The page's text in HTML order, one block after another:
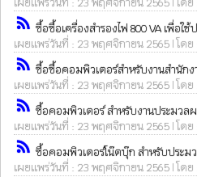
เผยแพร่วันที่ : 23 พฤศจิกายน 2565 | โดย
rss_feed ซื้อซื้อเครื่องสำรองไฟ 800 VA เพื่อใ
เผยแพร่วันที่ : 23 พฤศจิกายน 2565 | โดย
rss_feed ซื้อซื้อคอมพิวเตอร์สำหรับงานสำนักง
เผยแพร่วันที่ : 23 พฤศจิกายน 2565 | โดย
rss_feed ซื้อคอมพิวเตอร์ สำหรับงานประมวล
เผยแพร่วันที่ : 23 พฤศจิกายน 2565 | โดย
rss_feed ซื้อคอมพิวเตอร์โน๊ตบุ๊ก สำหรับประม
เผยแพร่วันที่ : 23 พฤศจิกายน 2565 | โดย